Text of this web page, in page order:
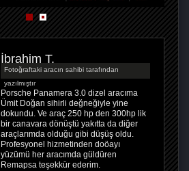
İbrahim T.
Fotoğraftaki aracın sahibi tarafından
yazılmıştır
Porsche Panamera 3.0 dizel aracıma
Ümit Doğan sihirli değneğiyle yine
dokundu. Ve araç 250 hp den 300hp lik
bir canavara dönüştü yakıtta da diğer
araçlarımda olduğu gibi düşüş oldu.
Profesyonel hizmetinden doöayı
yüzümü her aracımda güldüren
Remapsa teşekkür ederim.